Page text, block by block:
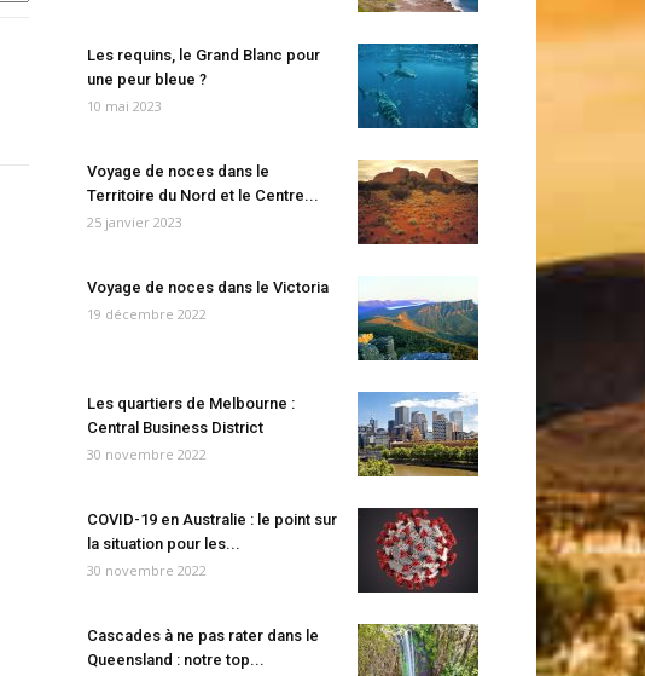
Les requins, le Grand Blanc pour
une peur bleue ?
10 mai 2023
Voyage de noces dans le
Territoire du Nord et le Centre...
25 janvier 2023
Voyage de noces dans le Victoria
19 décembre 2022
Les quartiers de Melbourne :
Central Business District
30 novembre 2022
COVID-19 en Australie : le point sur
la situation pour les...
30 novembre 2022
Cascades à ne pas rater dans le
Queensland : notre top...